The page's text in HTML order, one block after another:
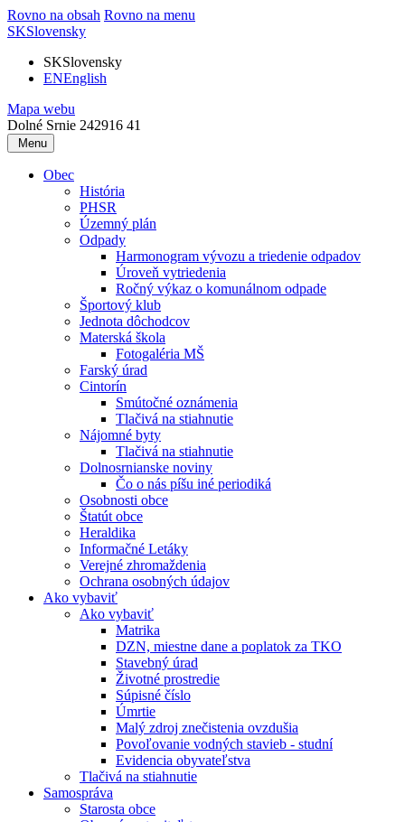
Rovno na obsah Rovno na menu
SKSlovensky
SKSlovensky
ENEnglish
Mapa webu
Dolné Srnie 242916 41
Menu
Obec
História
PHSR
Územný plán
Odpady
Harmonogram vývozu a triedenie odpadov
Úroveň vytriedenia
Ročný výkaz o komunálnom odpade
Športový klub
Jednota dôchodcov
Materská škola
Fotogaléria MŠ
Farský úrad
Cintorín
Smútočné oznámenia
Tlačivá na stiahnutie
Nájomné byty
Tlačivá na stiahnutie
Dolnosrnianske noviny
Čo o nás píšu iné periodiká
Osobnosti obce
Štatút obce
Heraldika
Informačné Letáky
Verejné zhromaždenia
Ochrana osobných údajov
Ako vybaviť
Ako vybaviť
Matrika
DZN, miestne dane a poplatok za TKO
Stavebný úrad
Životné prostredie
Súpisné číslo
Úmrtie
Malý zdroj znečistenia ovzdušia
Povoľovanie vodných stavieb - studní
Evidencia obyvateľstva
Tlačivá na stiahnutie
Samospráva
Starosta obce